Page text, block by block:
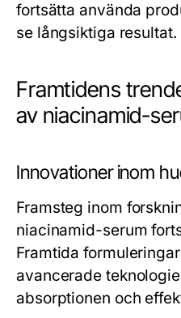
fortsätta använda
se långsiktiga resultat.
Framtidens
av niacinamid-
Innovationer inom
Framsteg inom
niacinamid-serum
Framtida
avancerade
absorptionen och